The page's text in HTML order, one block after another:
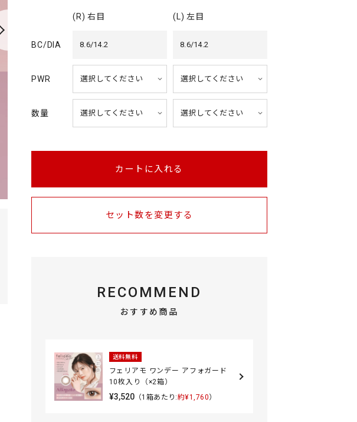
n
g
(R) 右目 (L) 左目
BC/DIA 8.6/14.2 8.6/14.2
PWR
数量
カートに入れる
セット数を変更する
RECOMMEND
おすすめ商品
送料無料
フェリアモ ワンデー アフォガード
10枚入り（×2箱）
¥3,520（1箱あたり:約¥1,760）